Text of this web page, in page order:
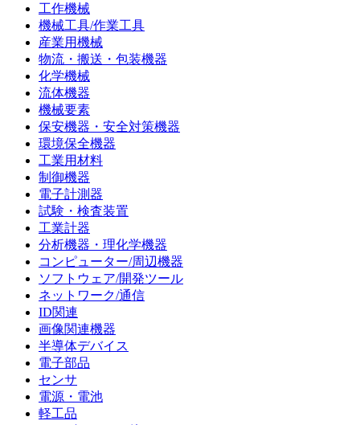
工作機械
機械工具/作業工具
産業用機械
物流・搬送・包装機器
化学機械
流体機器
機械要素
保安機器・安全対策機器
環境保全機器
工業用材料
制御機器
電子計測器
試験・検査装置
工業計器
分析機器・理化学機器
コンピューター/周辺機器
ソフトウェア/開発ツール
ネットワーク/通信
ID関連
画像関連機器
半導体デバイス
電子部品
センサ
電源・電池
軽工品